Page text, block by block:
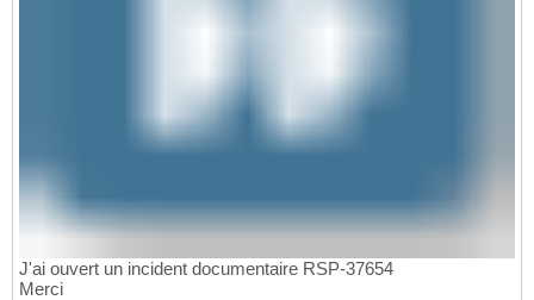
J'ai ouvert un incident documentaire RSP-37654
Merci